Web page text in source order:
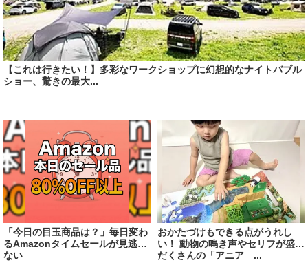
【これは行きたい！】多彩なワークショップに幻想的なナイトバブル
ショー、驚きの最大...
「今日の目玉商品は？」毎日変わ
るAmazonタイムセールが見逃せ
ない
おかたづけもできる点がうれし
い！ 動物の鳴き声やセリフが盛り
だくさんの「アニア ...